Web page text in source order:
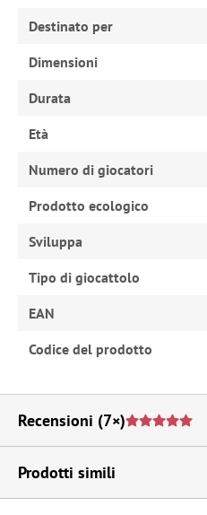
Destinato per
Dimensioni
Durata
Età
Numero di giocatori
Prodotto ecologico
Sviluppa
Tipo di giocattolo
EAN
Codice del prodotto
Recensioni (7×)
Prodotti simili